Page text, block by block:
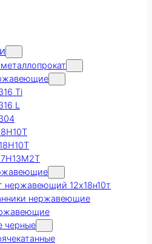
Ti
L
нержавеющий 12х18н10т
нержавеющие
черные